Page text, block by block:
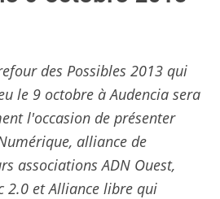
des Possibles 2013 qui
le 9 octobre à Audencia sera
l'occasion de présenter
alliance de
associations ADN Ouest,
2.0 et Alliance libre qui